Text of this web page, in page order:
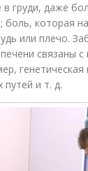
груди, даже
которая
или плечо.
связаны
и т. д.